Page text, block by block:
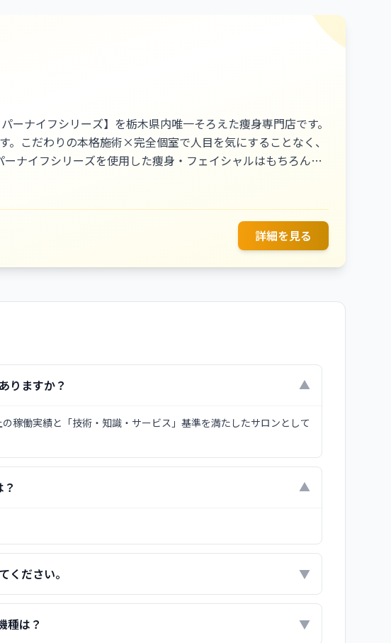
ナイフシリーズ】を栃木県内唯一そろえた痩身専門店です。
こだわりの本格施術×完全個室で人目を気にすることなく、
ナイフシリーズを使用した痩身・フェイシャルはもちろん、
お任せください★私たちと一緒に、ムリなく痩せ体質化！自
詳細を見る
りますか？ ▼
稼働実績と「技術・知識・サービス」基準を満たしたサロンとして
▼
ください。 ▼
種は？ ▼